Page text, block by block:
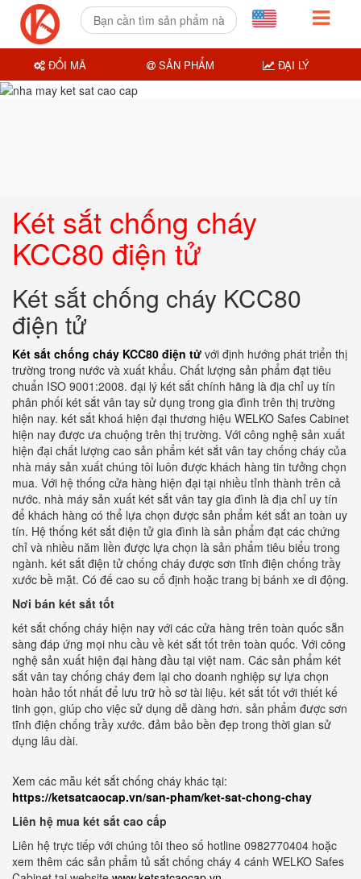
Két sắt chống cháy
KCC80 điện tử
Két sắt chống cháy KCC80
điện tử
Két sắt chống cháy KCC80 điện tử với định hướng phát triển thị
trường trong nước và xuất khẩu. Chất lượng sản phẩm đạt tiêu
chuẩn ISO 9001:2008. đại lý két sắt chính hãng là địa chỉ uy tín
phân phối két sắt vân tay sử dụng trong gia đình trên thị trường
hiện nay. két sắt khoá hiện đại thương hiệu WELKO Safes Cabinet
hiện nay được ưa chuộng trên thị trường. Với công nghệ sản xuất
hiện đại chất lượng cao sản phẩm két sắt vân tay chống cháy của
nhà máy sản xuất chúng tôi luôn được khách hàng tin tưởng chọn
mua. Với hệ thống cửa hàng hiện đại tại nhiều tỉnh thành trên cả
nước. nhà máy sản xuất két sắt vân tay gia đình là địa chỉ uy tín
để khách hàng có thể lựa chọn được sản phẩm két sắt an toàn uy
tín. Hệ thống két sắt điện tử gia đình là sản phẩm đạt các chứng
chỉ và nhiều năm liền được lựa chọn là sản phẩm tiêu biểu trong
ngành. két sắt điện tử chống cháy được sơn tĩnh điện chống trầy
xước bề mặt. Có đế cao su cố định hoặc trang bị bánh xe di động.
Nơi bán két sắt tốt
két sắt chống cháy hiện nay với các cửa hàng trên toàn quốc sẵn
sàng đáp ứng mọi nhu cầu về két sắt tốt trên toàn quốc. Với công
nghệ sản xuất hiện đại hàng đầu tại việt nam. Các sản phẩm két
sắt vân tay chống cháy đem lại cho doanh nghiệp sự lựa chọn
hoàn hảo tốt nhất để lưu trữ hồ sơ tài liệu. két sắt tốt với thiết kế
tinh gọn, giúp cho việc sử dụng dễ dàng hơn. sản phẩm được sơn
tĩnh điện chống trầy xước. đảm bảo bền đẹp trong thời gian sử
dụng lâu dài.
Xem các mẫu két sắt chống cháy khác tại:
https://ketsatcaocap.vn/san-pham/ket-sat-chong-chay
Liên hệ mua két sắt cao cấp
Liên hệ trực tiếp với chúng tôi theo số hotline 0982770404 hoặc
xem thêm các sản phẩm tủ sắt chống cháy 4 cánh WELKO Safes
ĐỔI MÃ SẢN PHẨM ĐẠI LÝ